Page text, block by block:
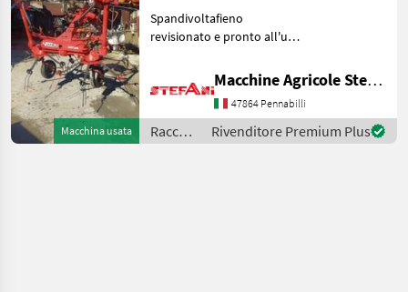
Macchina usata
Spandivoltafieno
revisionato e pronto all'uso
con 2 ruote esterne
ripiegabili idraulicamente
larghezza ingombro su
strada 250 cm
Macchine Agricole Stefani Luciano
47864 Pennabilli
Raccolta
mangimi
Rivenditore Premium Plus